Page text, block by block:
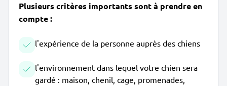
Plusieurs critères importants sont à prendre en
compte :
l'expérience de la personne auprès des chiens
l'environnement dans lequel votre chien sera
gardé : maison, chenil, cage, promenades,